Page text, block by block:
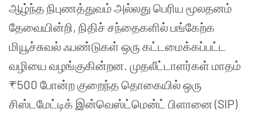
ஆழ்ந்த நிபுணத்துவம் அல்லது பெரிய மூலதனம்
தேவையின்றி, நிதிச் சந்தைகளில் பங்கேற்க
மியூச்சுவல் ஃபண்டுகள் ஒரு கட்டமைக்கப்பட்ட
வழியை வழங்குகின்றன. முதலீட்டாளர்கள் மாதம்
₹500 போன்ற குறைந்த தொகையில் ஒரு
சிஸ்டமேட்டிக் இன்வெஸ்ட்மென்ட் பிளானை (SIP)